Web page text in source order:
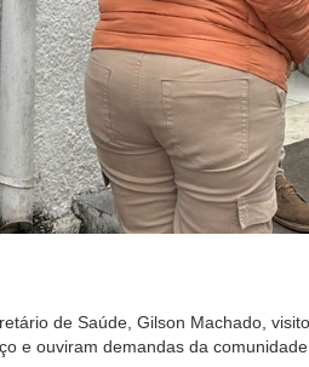
de Saúde, Gilson Machado,
e ouviram demandas da comunidade.